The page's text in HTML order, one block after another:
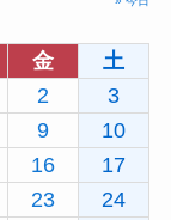
金
土
2
3
9
10
16
17
23
24